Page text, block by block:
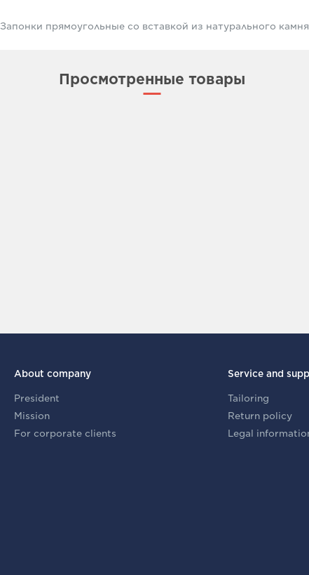
Запонки прямоугольные со вставкой из натурального
Просмотренные товары
About company
President
Mission
For corporate clients
Service and
Tailoring
Return policy
Legal